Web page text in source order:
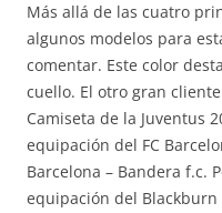
Más allá de las cuatro
algunos modelos para
comentar. Este color
cuello. El otro gran
Camiseta de la Juventus
equipación del FC
Barcelona – Bandera f.c.
equipación del